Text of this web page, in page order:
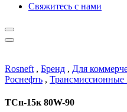
Свяжитесь с нами
Rosneft , Бренд , Для
Роснефть , Трансмиссионные
ТСп-15к 80W-90